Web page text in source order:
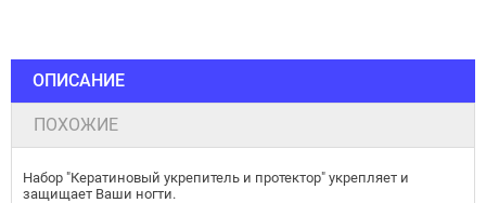
ОПИСАНИЕ
ПОХОЖИЕ
Набор "Кератиновый укрепитель и протектор" укрепляет и
защищает Ваши ногти.